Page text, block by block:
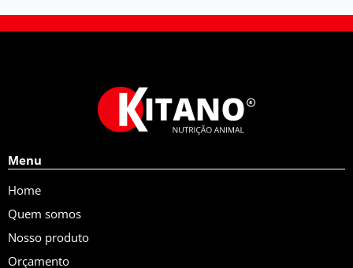
Menu
Home
Quem somos
Nosso produto
Orçamento